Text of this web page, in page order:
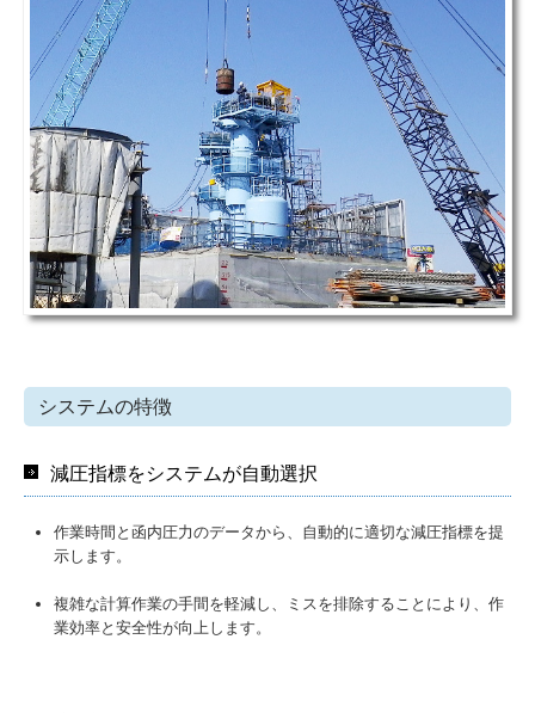
課題の解決
計測っておもしろい
ソクテック適正診断
お仕事レポート
トピックス
採用情報2026
ソクテックのお仕事紹介
システムの特徴
減圧指標をシステムが自動選択
作業時間と函内圧力のデータから、自動的に適切な減圧指標を提
示します。
複雑な計算作業の手間を軽減し、ミスを排除することにより、作
業効率と安全性が向上します。